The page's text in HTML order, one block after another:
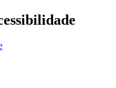
Acesso à